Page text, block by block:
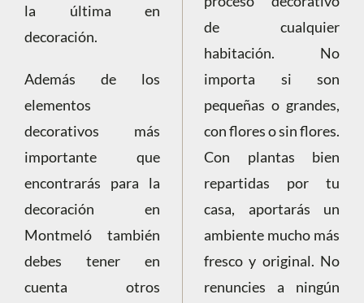
la última en
decoración.
Además de los
elementos
decorativos más
importante que
encontrarás para la
decoración en
Montmeló también
debes tener en
cuenta otros
de cualquier
habitación. No
importa si son
pequeñas o grandes,
con flores o sin flores.
Con plantas bien
repartidas por tu
casa, aportarás un
ambiente mucho más
fresco y original. No
renuncies a ningún